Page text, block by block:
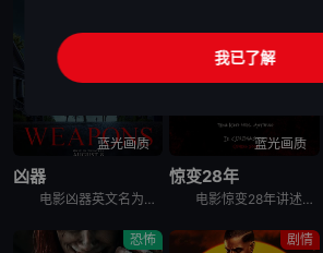
蓝光画质
凶器
电影凶器英文名为Weapons，讲述了：同一个晚上的同一个时间，同一个班级里的所有小孩，都神秘地失踪了，除了一个小孩。整个小镇都开始怀疑，究竟是谁或背后有什么原因，导致这些小孩都不见了？
蓝光画质
惊变28年
电影惊变28年讲述的是：经历病毒浩劫的幸存者们在远离城市的地方建立了新的聚集区，平静的生活却在28年后被再次打破。更加致命的病毒变异，日渐扭曲的人性与欲望，人类的命运将会何去何从？影片为《惊变28
恐怖 剧情
我已了解